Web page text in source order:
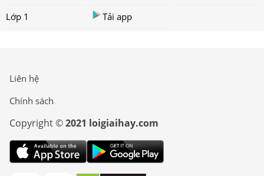
Lớp 1
Tải app
Liên hệ
Chính sách
Copyright ©2021 loigiaihay.com